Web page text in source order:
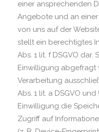
einer ansprechenden
Angebote und an
von uns auf der
stellt ein berechtigtes
Abs. 1 lit. f DSGVO
Einwilligung abgefragt
Verarbeitung
Abs. 1 lit. a DSGVO
Einwilligung die
Zugriff auf